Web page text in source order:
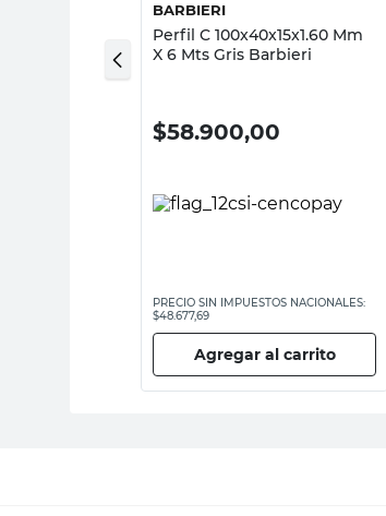
BARBIERI
Perfil C 100x40x15x1.60 Mm
X 6 Mts Gris Barbieri
$58.900,00
PRECIO SIN IMPUESTOS NACIONALES:
$48.677,69
Agregar al carrito